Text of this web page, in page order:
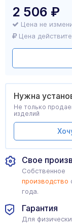
2 506 ₽
Цена не
Цена
Свое
Собственное
производство
года.
Гарантия
Для
Нужна
Не только
изделий